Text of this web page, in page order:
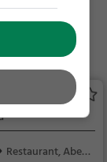
Restaurant, Aben